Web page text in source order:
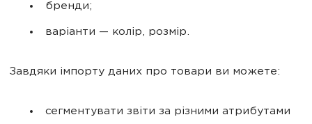
бренди;
варіанти — колір, розмір.
Завдяки імпорту даних про товари ви можете:
сегментувати звіти за різними атрибутами